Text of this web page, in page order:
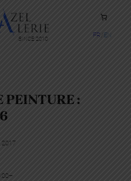
SINCE 2010
FR EN
PEINTURE :
2017
–